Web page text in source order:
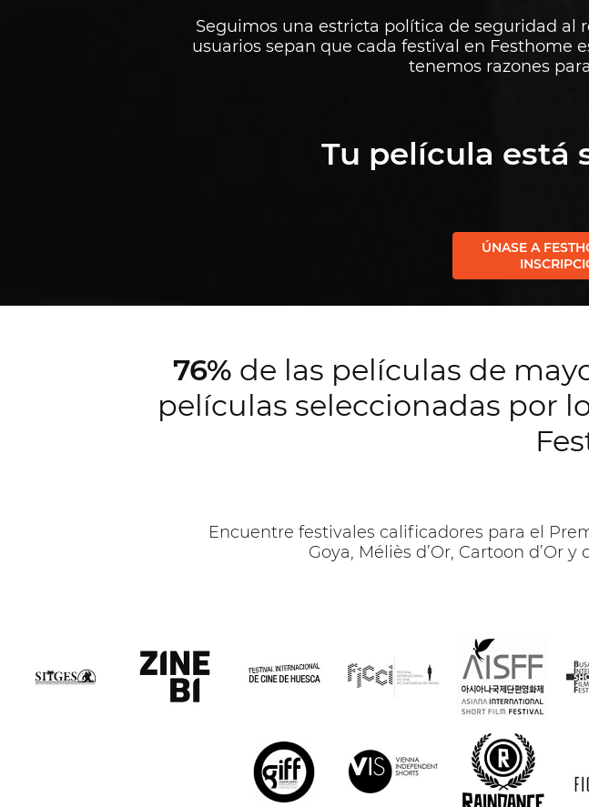
Seguimos una estricta política de seguridad al
usuarios sepan que cada festival en Festhome
tenemos razones
Tu película está
ÚNASE A
76% de las películas de
películas seleccionadas por
Encuentre festivales calificadores para el
Goya, Méliès d’Or, Cartoon d’Or